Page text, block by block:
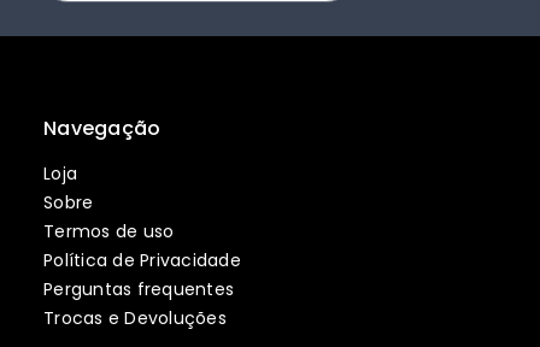
Navegação
Loja
Sobre
Termos de uso
Política de Privacidade
Perguntas frequentes
Trocas e Devoluções